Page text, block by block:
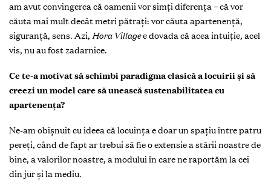
am avut convingerea că oamenii vor simți diferența – că vor
căuta mai mult decât metri pătrați: vor căuta apartenență,
siguranță, sens. Azi, Hora Villagee dovada că acea intuiție, acel
vis, nu au fost zadarnice.
Ce te-a motivat să schimbi paradigma clasică a locuirii și să
creezi un model care să unească sustenabilitatea cu
apartenența?
Ne-am obișnuit cu ideea că locuința e doar un spațiu între patru
pereți, când de fapt ar trebui să fie o extensie a stării noastre de
bine, a valorilor noastre, a modului în care ne raportăm la cei
din jur și la mediu.